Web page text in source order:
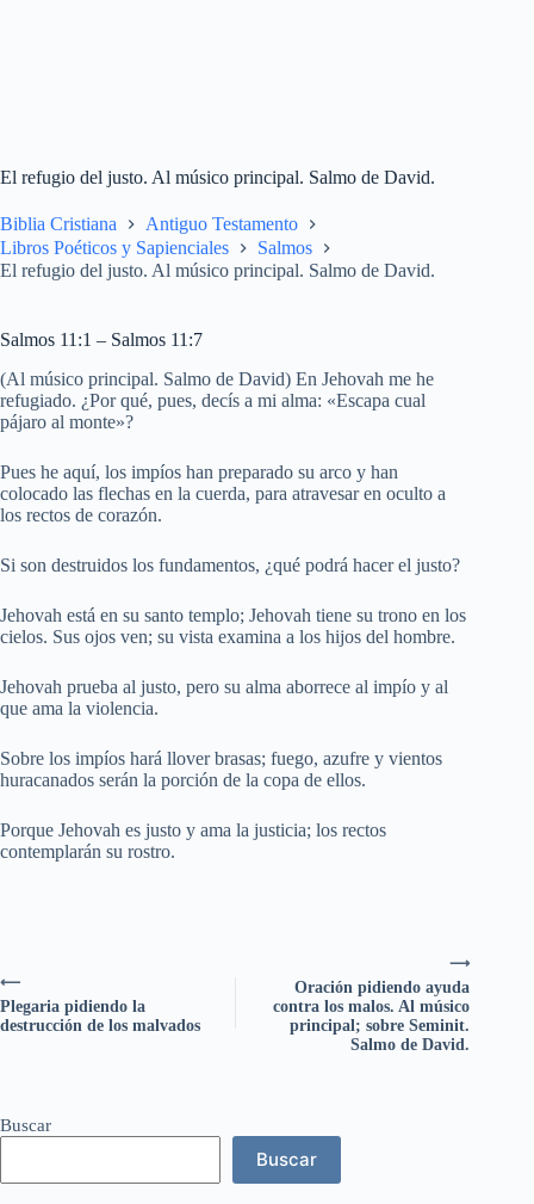
El refugio del justo. Al músico principal. Salmo de David.
Biblia Cristiana
Antiguo Testamento
Libros Poéticos y Sapienciales
Salmos
El refugio del justo. Al músico principal. Salmo de David.
Salmos 11:1 – Salmos 11:7
(Al músico principal. Salmo de David) En Jehovah me he
refugiado. ¿Por qué, pues, decís a mi alma: «Escapa cual
pájaro al monte»?
Pues he aquí, los impíos han preparado su arco y han
colocado las flechas en la cuerda, para atravesar en oculto a
los rectos de corazón.
Si son destruidos los fundamentos, ¿qué podrá hacer el justo?
Jehovah está en su santo templo; Jehovah tiene su trono en los
cielos. Sus ojos ven; su vista examina a los hijos del hombre.
Jehovah prueba al justo, pero su alma aborrece al impío y al
que ama la violencia.
Sobre los impíos hará llover brasas; fuego, azufre y vientos
huracanados serán la porción de la copa de ellos.
Porque Jehovah es justo y ama la justicia; los rectos
contemplarán su rostro.
⟶
Oración pidiendo ayuda
contra los malos. Al músico
principal; sobre Seminit.
Salmo de David.
⟵
Plegaria pidiendo la
destrucción de los malvados
Buscar
Buscar